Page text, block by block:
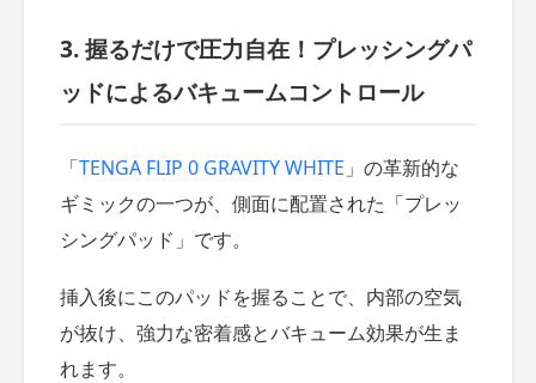
3. 握るだけで圧力自在！プレッシングパ
ッドによるバキュームコントロール
「TENGA FLIP 0 GRAVITY WHITE 」の革新的な
ギミックの一つが、側面に配置された「プレッ
シングパッド」です。
挿入後にこのパッドを握ることで、内部の空気
が抜け、強力な密着感とバキューム効果が生ま
れます。